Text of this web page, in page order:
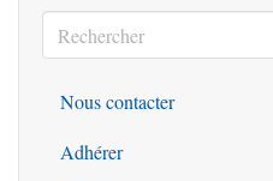
Rechercher
Rechercher
Outils
Nous contacter
Adhérer